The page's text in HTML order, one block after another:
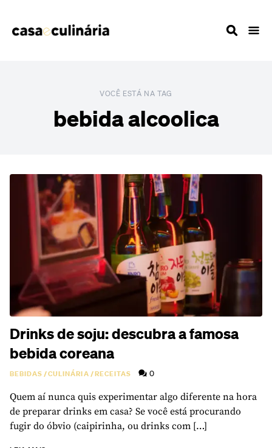
VOCÊ ESTÁ NA TAG
bebida alcoolica
Drinks de soju: descubra a famosa
bebida coreana
BEBIDAS/CULINÁRIA/RECEITAS 0
Quem aí nunca quis experimentar algo diferente na hora
de preparar drinks em casa? Se você está procurando
fugir do óbvio (caipirinha, ou drinks com […]